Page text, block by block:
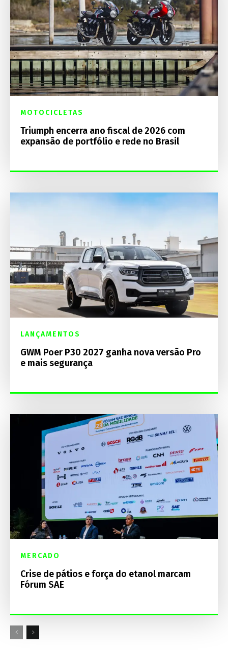
MOTOCICLETAS
Triumph encerra ano fiscal de 2026 com
expansão de portfólio e rede no Brasil
LANÇAMENTOS
GWM Poer P30 2027 ganha nova versão Pro
e mais segurança
MERCADO
Crise de pátios e força do etanol marcam
Fórum SAE